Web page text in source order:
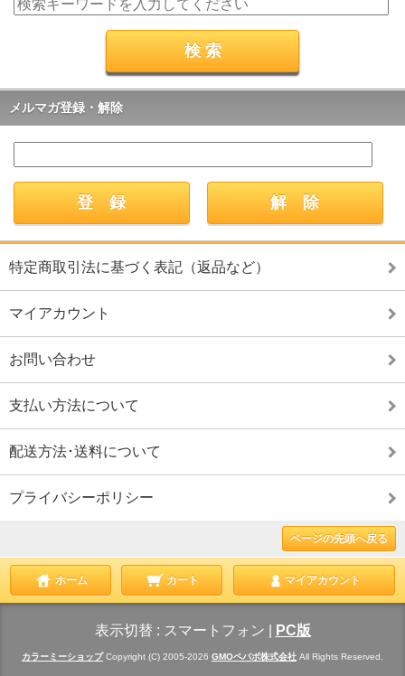
メルマガ登録・解除
特定商取引法に基づく表記（返品など）
マイアカウント
お問い合わせ
支払い方法について
配送方法･送料について
プライバシーポリシー
ページの先頭へ戻る
ホーム カート マイアカウント
表示切替 : スマートフォン PC版
カラーミーショップCopyright (C) 2005-2026 GMOペパボ株式会社 All Rights Reserved.